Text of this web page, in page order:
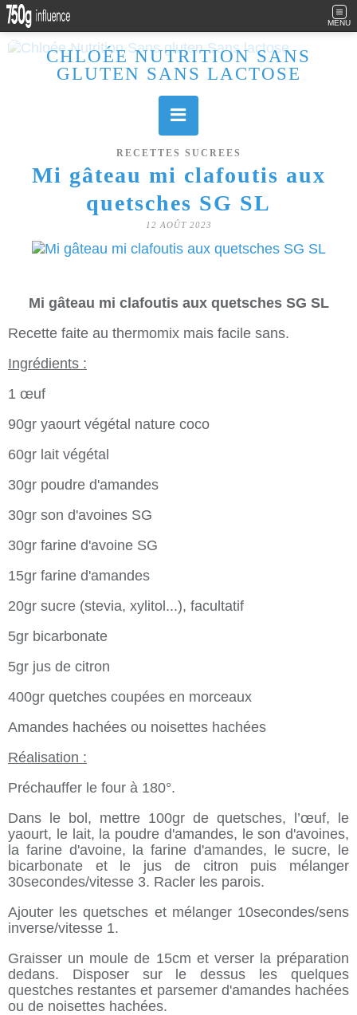
MENU
CHLOÉE NUTRITION SANS
GLUTEN SANS LACTOSE
RECETTES SUCREES
Mi gâteau mi clafoutis aux
quetsches SG SL
12 AOÛT 2023
Mi gâteau mi clafoutis aux quetsches SG SL
Recette faite au thermomix mais facile sans.
Ingrédients :
1 œuf
90gr yaourt végétal nature coco
60gr lait végétal
30gr poudre d'amandes
30gr son d'avoines SG
30gr farine d'avoine SG
15gr farine d'amandes
20gr sucre (stevia, xylitol...), facultatif
5gr bicarbonate
5gr jus de citron
400gr quetches coupées en morceaux
Amandes hachées ou noisettes hachées
Réalisation :
Préchauffer le four à 180°.
Dans le bol, mettre 100gr de quetsches, l’œuf, le
yaourt, le lait, la poudre d'amandes, le son d'avoines,
la farine d'avoine, la farine d'amandes, le sucre, le
bicarbonate et le jus de citron puis mélanger
30secondes/vitesse 3. Racler les parois.
Ajouter les quetsches et mélanger 10secondes/sens
inverse/vitesse 1.
Graisser un moule de 15cm et verser la préparation
dedans. Disposer sur le dessus les quelques
questches restantes et parsemer d'amandes hachées
ou de noisettes hachées.